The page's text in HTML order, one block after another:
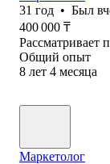
31 год • Был
400 000 ₸
Рассматривает
Общий опыт
8 лет 4 месяца
Маркетолог